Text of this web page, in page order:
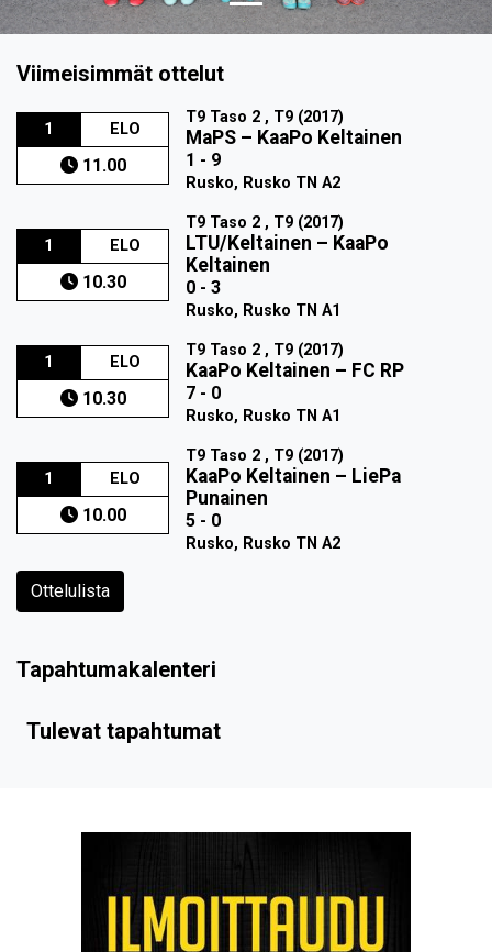
Viimeisimmät ottelut
1 ELO
11.00
T9 Taso 2 , T9 (2017)
MaPS – KaaPo Keltainen
1 - 9
Rusko, Rusko TN A2
1 ELO
10.30
T9 Taso 2 , T9 (2017)
LTU/Keltainen – KaaPo
Keltainen
0 - 3
Rusko, Rusko TN A1
1 ELO
10.30
T9 Taso 2 , T9 (2017)
KaaPo Keltainen – FC RP
7 - 0
Rusko, Rusko TN A1
1 ELO
10.00
T9 Taso 2 , T9 (2017)
KaaPo Keltainen – LiePa
Punainen
5 - 0
Rusko, Rusko TN A2
Ottelulista
Tapahtumakalenteri
Tulevat tapahtumat